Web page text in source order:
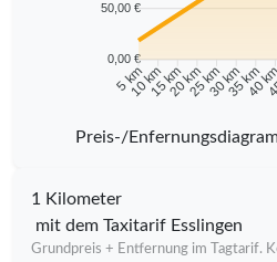
50,00 €
0,00 €
5 km
10 km15 km20 km25 km30 km35 km
40
Preis-/
1 Kilometer
mit dem Taxitarif Esslingen
Grundpreis + Entfernung im Tagtarif.